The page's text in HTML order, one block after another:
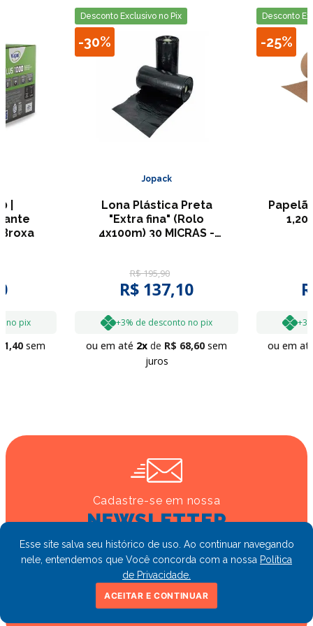
Esse site salva seu histórico de uso. Ao continuar navegando
nele, entendemos que Você concorda com a nossa Política
de Privacidade.
ACEITAR E CONTINUAR
|
no pix
,40 sem
Desconto Exclusivo no Pix
-30%
Jopack
Lona Plástica Preta
"Extra fina" (Rolo
4x100m) 30 MICRAS -
R$195,90
R$ 137,10
+3% de desconto no pix
ou em até 2 R$ 68,60 sem
juros
Desconto
-25%
ou em
Cadastre-se em nossa
NEWSLETTER
e fique por dentro de ofertas e novidades
CADASTRAR